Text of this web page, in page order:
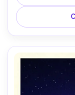
geométrico
parque,
para un
de